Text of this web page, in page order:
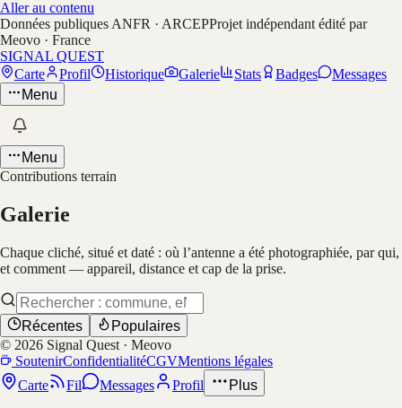
Aller au contenu
Données publiques ANFR · ARCEPProjet indépendant édité par
Meovo · France
SIGNAL QUEST
Carte
Profil Historique Galerie Stats Badges
Messages
Menu
Menu
Contributions terrain
Galerie
Chaque cliché, situé et daté : où l’antenne a été photographiée, par qui,
et comment — appareil, distance et cap de la prise.
Récentes
Populaires
© 2026 Signal Quest · Meovo
SoutenirConfidentialitéCGVMentions légales
Carte
Fil Messages Profil Plus